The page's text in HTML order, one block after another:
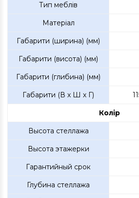
Тип меблів
Матеріал
Габарити (ширина) (мм)
Габарити (висота) (мм)
Габарити (глибина) (мм)
Габарити (В х Ш х Г)
Колір
Высота стеллажа
Высота этажерки
Гарантийный срок
Глубина стеллажа